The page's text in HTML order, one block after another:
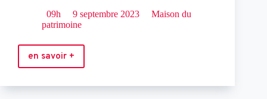
09h 9 septembre 2023
Maison du
patrimoine
en savoir +
Initiation
acrobatiques